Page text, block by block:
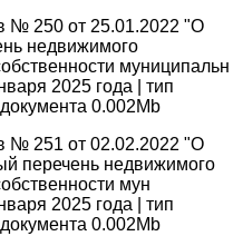
№ 250 от 25.01.2022 "О
недвижимого
муниципальн
2025 года | тип
0.002Mb
№ 251 от 02.02.2022 "О
перечень недвижимого
мун
2025 года | тип
0.002Mb